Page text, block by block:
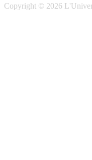
Copyright © 2026